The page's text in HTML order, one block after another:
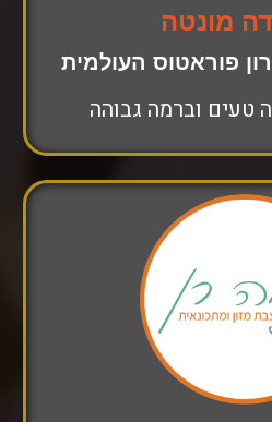
מונטה
פוראטוס העולמית
טעים וברמה גבוהה